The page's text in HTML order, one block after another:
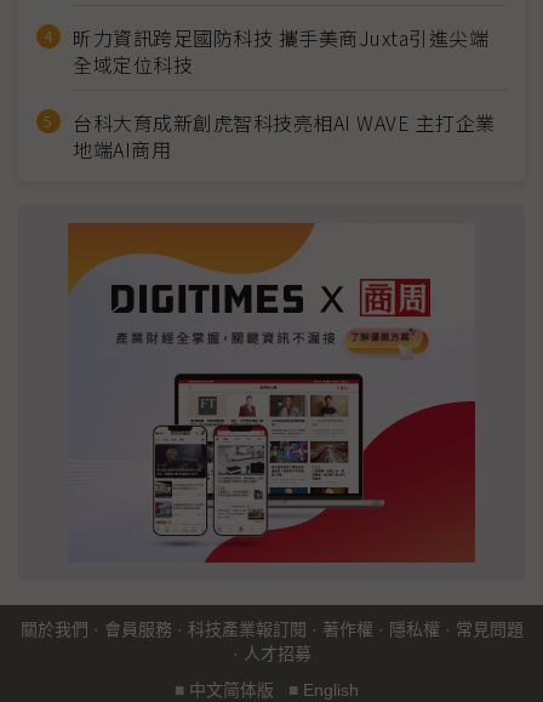
昕力資訊跨足國防科技 攜手美商Juxta引進尖端
全域定位科技
台科大育成新創虎智科技亮相AI WAVE 主打企業
地端AI商用
關於我們 · 會員服務 · 科技產業報訂閱 · 著作權 · 隱私權 · 常見問題
· 人才招募
■ 中文简体版 ■ English